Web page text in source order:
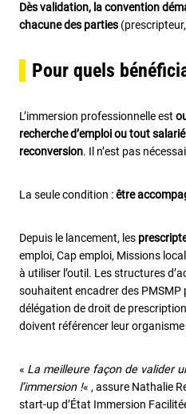
Dès validation, la convention
chacune des parties
Pour quels
L’immersion professionnelle est
recherche d’emploi ou tout
reconversion. Il n’est pas
La seule condition :être
Depuis le lancement, les
emploi, Cap emploi, Missions
à utiliser l’outil. Les structures
souhaitent encadrer des PMSMP
délégation de droit de
doivent référencer leur organisme
« La meilleure façon de valider
l’immersion !« , assure Nathalie
start-up d’État Immersion